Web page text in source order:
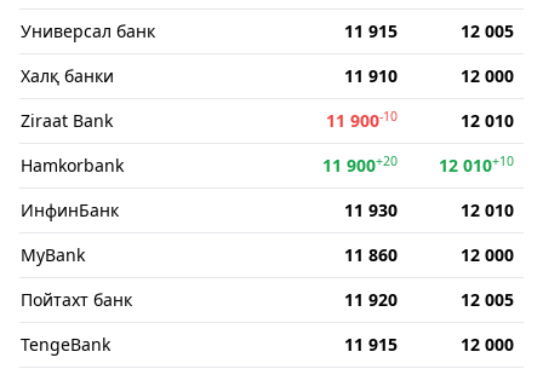
Универсал банк
11 915
12 005
Халқ банки
11 910
12 000
Ziraat Bank
11 900-10
12 010
Hamkorbank
11 900+20 12 010+10
ИнфинБанк 11 930
12 010
MyBank
11 860
12 000
Пойтахт банк
11 920
12 005
TengeBank
11 915
12 000